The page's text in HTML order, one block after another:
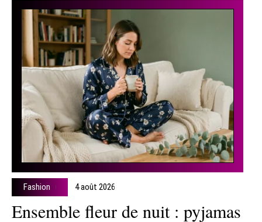
Fashion 4 août 2026
Ensemble fleur de nuit : pyjamas